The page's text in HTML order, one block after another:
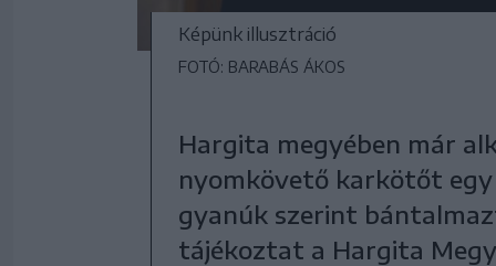
Képünk illusztráció
FOTÓ: BARABÁS ÁKOS
Hargita megyében már
nyomkövető karkötőt egy
gyanúk szerint
tájékoztat a Hargita